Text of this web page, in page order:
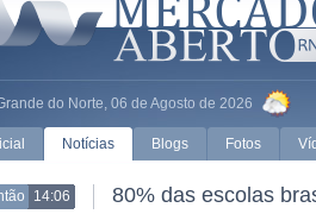
do Norte, 06 de Agosto de 2026
Notícias Blogs Fotos
14:06 80% das escolas